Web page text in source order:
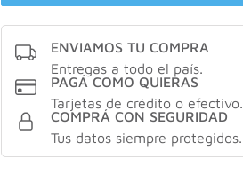
ENVIAMOS TU COMPRA
Entregas a todo el país.
PAGÁ COMO QUIERAS
Tarjetas de crédito o efectivo.
COMPRÁ CON SEGURIDAD
Tus datos siempre protegidos.